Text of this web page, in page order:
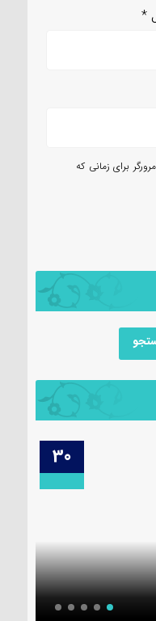
*
برای زمانی که
29